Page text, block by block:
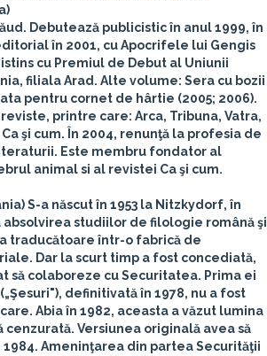
Debutează publicistic în anul 1999, în
în 2001, cu Apocrifele lui Gengis
cu Premiul de Debut al Uniunii
filiala Arad. Alte volume: Sera cu bozii
pentru cornet de hârtie (2005; 2006).
printre care: Arca, Tribuna, Vatra,
şi cum. În 2004, renunţă la profesia de
Este membru fondator al
animal si al revistei Ca şi cum.
S-a născut în 1953 la Nitzkydorf, în
absolvirea studiilor de filologie română şi
traducătoare într-o fabrică de
Dar la scurt timp a fost concediată,
să colaboreze cu Securitatea. Prima ei
definitivată în 1978, nu a fost
Abia în 1982, aceasta a văzut lumina
Versiunea originală avea să
1984. Ameninţarea din partea Securităţii